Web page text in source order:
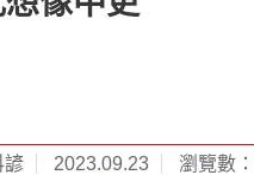
諺 2023.09.23 瀏覽數